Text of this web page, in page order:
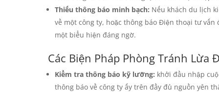
Thiếu thông báo minh bạch: Nếu khách du lịch
về một công ty, hoặc thông báo Điện thoại tư
một biểu hiện đáng ngờ.
Các Biện Pháp Phòng Tránh Lừa
Kiểm tra thông báo kỹ lưỡng: khởi đầu nhập
thông báo về công ty ấy trên đầy đủ nguồn yên